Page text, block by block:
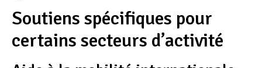
Soutiens spécifiques pour
certains secteurs d’activité